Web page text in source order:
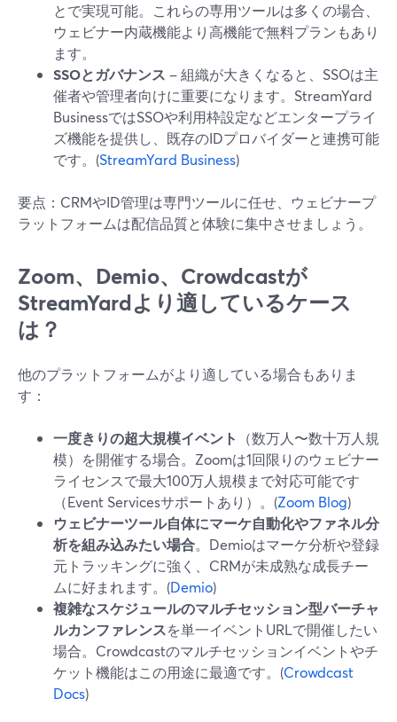
とで実現可能。これらの専用ツールは多くの場合、
ウェビナー内蔵機能より高機能で無料プランもあり
ます。
SSOとガバナンス – 組織が大きくなると、SSOは主
催者や管理者向けに重要になります。StreamYard
BusinessではSSOや利用枠設定などエンタープライ
ズ機能を提供し、既存のIDプロバイダーと連携可能
です。(StreamYard Business)
要点：CRMやID管理は専門ツールに任せ、ウェビナープ
ラットフォームは配信品質と体験に集中させましょう。
Zoom、Demio、Crowdcastが
StreamYardより適しているケース
は？
他のプラットフォームがより適している場合もありま
す：
一度きりの超大規模イベント
（数万人〜数十万人規
模）を開催する場合。Zoomは1回限りのウェビナー
ライセンスで最大100万人規模まで対応可能です
（Event Servicesサポートあり）。(Zoom Blog)
ウェビナーツール自体にマーケ自動化やファネル分
析を組み込みたい場合。Demioはマーケ分析や登録
元トラッキングに強く、CRMが未成熟な成長チー
ムに好まれます。(Demio)
複雑なスケジュールのマルチセッション型バーチャ
ルカンファレンスを単一イベントURLで開催したい
場合。Crowdcastのマルチセッションイベントやチ
ケット機能はこの用途に最適です。(Crowdcast
Docs)